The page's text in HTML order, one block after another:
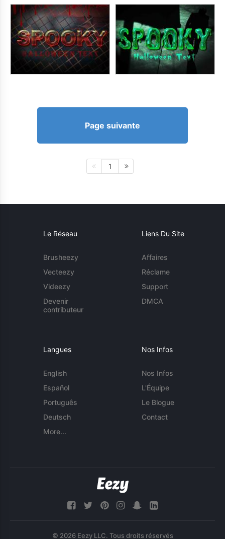
Page suivante
1
Le Réseau
Brusheezy
Vecteezy
Videezy
Devenir
contributeur
Liens Du Site
Affaires
Réclame
Support
DMCA
Langues
English
Español
Português
Deutsch
More...
Nos Infos
Nos Infos
L'Équipe
Le Blogue
Contact
© 2026 Eezy LLC. Tous droits réservés